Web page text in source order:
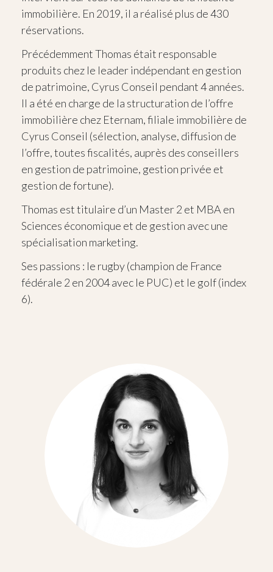
immobilière. En 2019, il a réalisé plus de 430
réservations.
Précédemment Thomas était responsable
produits chez le leader indépendant en gestion
de patrimoine, Cyrus Conseil pendant 4 années.
Il a été en charge de la structuration de l’offre
immobilière chez Eternam, filiale immobilière de
Cyrus Conseil (sélection, analyse, diffusion de
l’offre, toutes fiscalités, auprès des conseillers
en gestion de patrimoine, gestion privée et
gestion de fortune).
Thomas est titulaire d’un Master 2 et MBA en
Sciences économique et de gestion avec une
spécialisation marketing.
Ses passions : le rugby (champion de France
fédérale 2 en 2004 avec le PUC) et le golf (index
6).